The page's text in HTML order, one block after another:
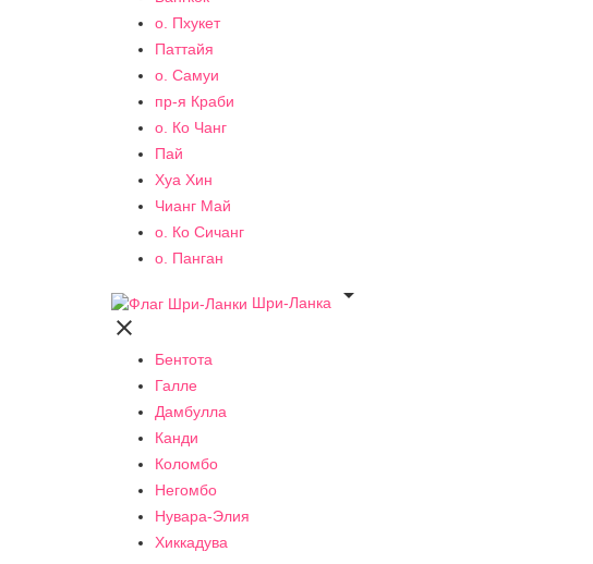
о. Пхукет
Паттайя
о. Самуи
пр-я Краби
о. Ко Чанг
Пай
Хуа Хин
Чианг Май
о. Ко Сичанг
о. Панган
Шри-Ланка


Бентота
Галле
Дамбулла
Канди
Коломбо
Негомбо
Нувара-Элия
Хиккадува